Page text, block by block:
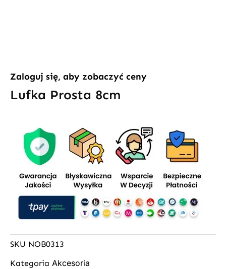
Zaloguj się, aby zobaczyć ceny
Lufka Prosta 8cm
SKU NOB0313
Kategoria Akcesoria